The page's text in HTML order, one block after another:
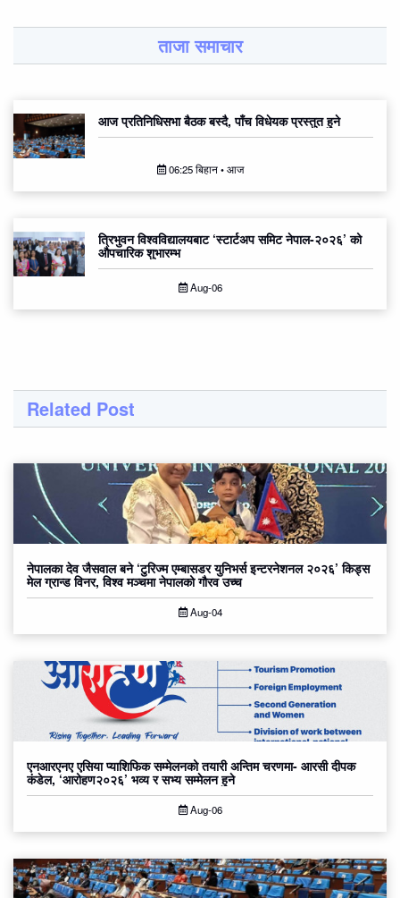
ताजा समाचार
आज प्रतिनिधिसभा बैठक बस्दै, पाँच विधेयक प्रस्तुत हुने
06:25 बिहान • आज
त्रिभुवन विश्वविद्यालयबाट ‘स्टार्टअप समिट नेपाल-२०२६’ को
औपचारिक शुभारम्भ
Aug-06
Related Post
नेपालका देव जैसवाल बने ‘टुरिज्म एम्बासडर युनिभर्स इन्टरनेशनल २०२६’ किड्स
मेल ग्रान्ड विनर, विश्व मञ्चमा नेपालको गौरव उच्च
Aug-04
एनआरएनए एसिया प्याशिफिक सम्मेलनको तयारी अन्तिम चरणमा- आरसी दीपक
कंडेल, ‘आरोहण२०२६’ भव्य र सभ्य सम्मेलन हुने
Aug-06